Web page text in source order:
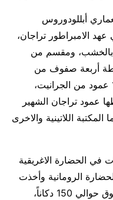
أبللودوروس
ميلادية، في عهد الامبراطور تراجان،
بالخشب، ومقسم من
أربعة صفوف من
الأعمدة الكورنثية التى يبلغ عددها 101 عمود من الجرانيت،
عمود تراجان الشهير
اللاتينية والاخرى
في الحضارة الاغريقية
الرومانية وأخذت
شكل الفورم، ويضم فورم تراجان: سوق حوالي 150 دكاناً،